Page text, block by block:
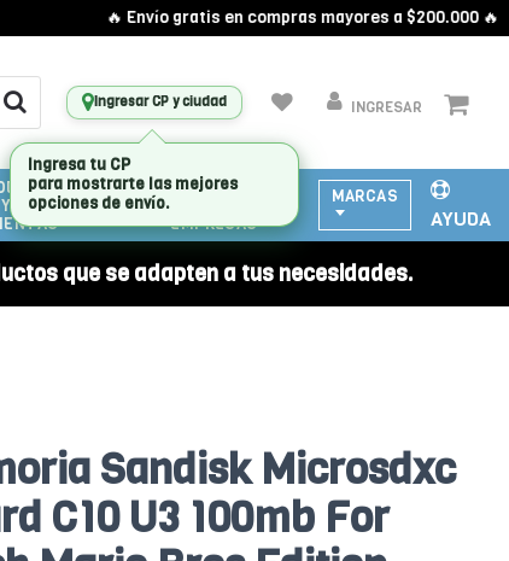
🔥 Envío gratis en compras mayores a $200.000 🔥
Ingresar CP y ciudad INGRESAR
ATENCIÓN
EMPRESAS
MARCAS
AYUDA
que se adapten a tus necesidades.
Sandisk Microsdxc
C10 U3 100mb For